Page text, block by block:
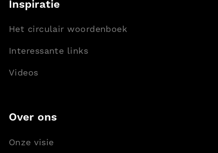
Inspiratie
Het circulair woordenboek
Interessante links
Videos
Over ons
Onze visie